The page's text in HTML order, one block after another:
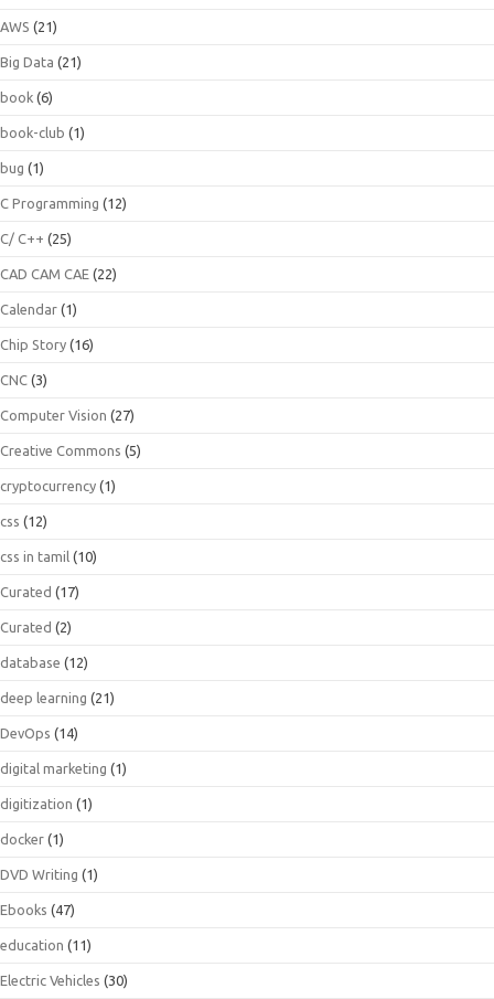
AWS (21)
Big Data (21)
book (6)
book-club (1)
bug (1)
C Programming (12)
C/ C++ (25)
CAD CAM CAE (22)
Calendar (1)
Chip Story (16)
CNC (3)
Computer Vision (27)
Creative Commons (5)
cryptocurrency (1)
css (12)
css in tamil (10)
Curated (17)
Curated (2)
database (12)
deep learning (21)
DevOps (14)
digital marketing (1)
digitization (1)
docker (1)
DVD Writing (1)
Ebooks (47)
education (11)
Electric Vehicles (30)